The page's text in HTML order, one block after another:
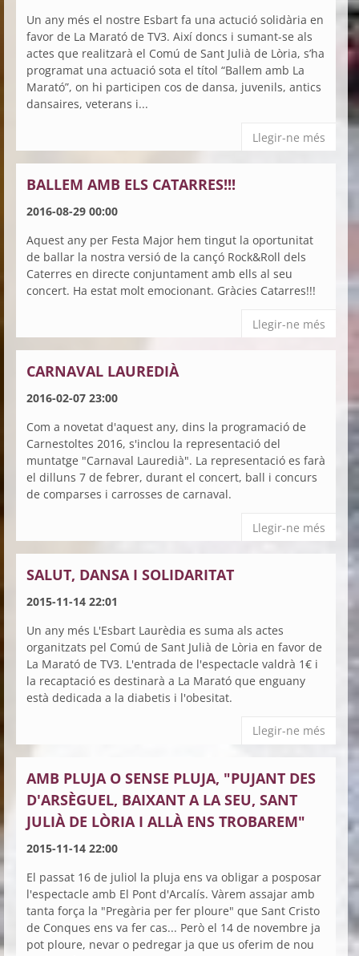
Un any més el nostre Esbart fa una actució solidària en
favor de La Marató de TV3. Així doncs i sumant-se als
actes que realitzarà el Comú de Sant Julià de Lòria, s’ha
programat una actuació sota el títol “Ballem amb La
Marató”, on hi participen cos de dansa, juvenils, antics
dansaires, veterans i...
Llegir-ne més
BALLEM AMB ELS CATARRES!!!
2016-08-29 00:00
Aquest any per Festa Major hem tingut la oportunitat
de ballar la nostra versió de la cançó Rock&Roll dels
Caterres en directe conjuntament amb ells al seu
concert. Ha estat molt emocionant. Gràcies Catarres!!!
Llegir-ne més
CARNAVAL LAUREDIÀ
2016-02-07 23:00
Com a novetat d'aquest any, dins la programació de
Carnestoltes 2016, s'inclou la representació del
muntatge "Carnaval Lauredià". La representació es farà
el dilluns 7 de febrer, durant el concert, ball i concurs
de comparses i carrosses de carnaval.
Llegir-ne més
SALUT, DANSA I SOLIDARITAT
2015-11-14 22:01
Un any més L'Esbart Laurèdia es suma als actes
organitzats pel Comú de Sant Julià de Lòria en favor de
La Marató de TV3. L'entrada de l'espectacle valdrà 1€ i
la recaptació es destinarà a La Marató que enguany
està dedicada a la diabetis i l'obesitat.
Llegir-ne més
AMB PLUJA O SENSE PLUJA, "PUJANT DES
D'ARSÈGUEL, BAIXANT A LA SEU, SANT
JULIÀ DE LÒRIA I ALLÀ ENS TROBAREM"
2015-11-14 22:00
El passat 16 de juliol la pluja ens va obligar a posposar
l'espectacle amb El Pont d'Arcalís. Vàrem assajar amb
tanta força la "Pregària per fer ploure" que Sant Cristo
de Conques ens va fer cas... Però el 14 de novembre ja
pot ploure, nevar o pedregar ja que us oferim de nou